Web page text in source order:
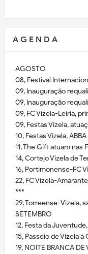
A G E N D A
AGOSTO
08, Festival
09, Inauguração
09, Inauguração
09, FC Vizela-Leiria,
09, Festas Vizela,
10, Festas Vizela, ABBA
11, The Gift atuam nas
14, Cortejo Vizela de
16, Portimonense-FC
22, FC Vizela-
***
29, Torreense-Vizela,
SETEMBRO
12, Festa da
15, Passeio de Vizela
19, NOITE BRANCA DE